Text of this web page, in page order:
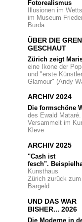
ist nicht von Kasimir
Malewitsch
Geschweißt und
geschmiedet
englische Bildhauer
Anthony Caro in der
Skulpturenhalle
Schütte
Himmelsterrassen
Hochhausdschungel.
Das 'Marina One' in
Singapur
Eingeweiht
so heißen. Das
kuratorische
ist universell: die
Menschheit
Erfolg mit freiem
Eintritt
Folkwang
Besucherzahlen
Fotorealismus
Illusionen im
im Museum
Burda
ÜBER DIE
GESCHAUT
Zürich zeigt
eine Ikone der
und "erste
Glamour" (Andy
ARCHIV 2024
Die formschöne
des Ewald Mataré.
Versammelt im
Kleve
ARCHIV 2025
"Cash ist
fesch".
Kunsthaus
Zürich zurück zum
Bargeld
UND DAS WAR
BISHER... 2026
Die Moderne in